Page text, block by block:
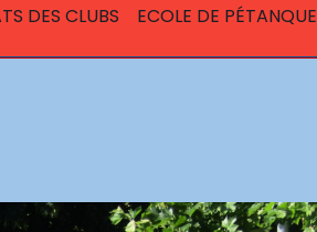
DES CLUBS ECOLE DE PÉTANQUE